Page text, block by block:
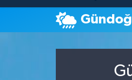
Trafik Durumu